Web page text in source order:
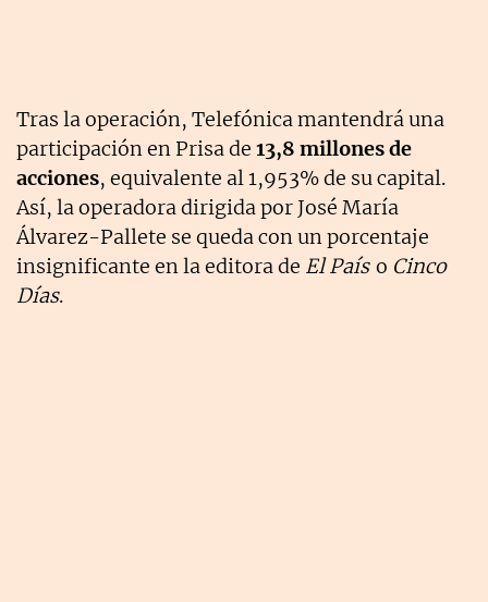
Tras la operación, Telefónica mantendrá una
participación en Prisa de 13,8 millones de
acciones, equivalente al 1,953% de su capital.
Así, la operadora dirigida por José María
Álvarez-Pallete se queda con un porcentaje
insignificante en la editora de El País o Cinco
Días.